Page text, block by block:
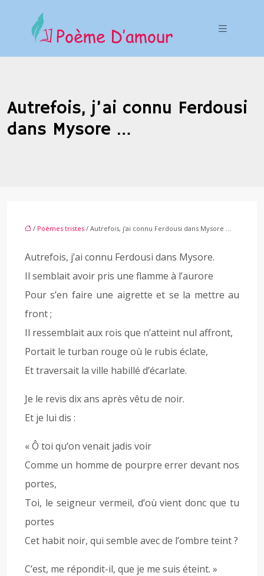
Autrefois, j’ai connu Ferdousi
dans Mysore …
/ Poèmes tristes / Autrefois, j’ai connu Ferdousi dans Mysore …
Autrefois, j’ai connu Ferdousi dans Mysore.
Il semblait avoir pris une flamme à l’aurore
Pour s’en faire une aigrette et se la mettre au
front ;
Il ressemblait aux rois que n’atteint nul affront,
Portait le turban rouge où le rubis éclate,
Et traversait la ville habillé d’écarlate.
Je le revis dix ans après vêtu de noir.
Et je lui dis :
« Ô toi qu’on venait jadis voir
Comme un homme de pourpre errer devant nos
portes,
Toi, le seigneur vermeil, d’où vient donc que tu
portes
Cet habit noir, qui semble avec de l’ombre teint ?
C’est, me répondit-il, que je me suis éteint. »